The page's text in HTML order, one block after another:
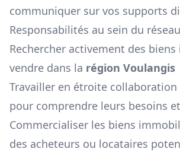
communiquer sur vos supports
Responsabilités au sein du
Rechercher activement des
vendre dans la région Voulangis
Travailler en étroite collaboration
pour comprendre leurs besoins
Commercialiser les biens
des acheteurs ou locataires